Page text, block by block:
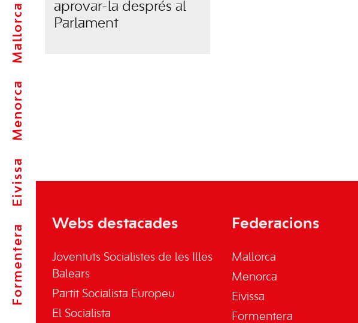
Formentera
Eivissa
Menorca
Mallorca
aprovar-la després al
Parlament
Webs destacades
Joventuts Socialistes de les Illes
Balears
Partit Socialista Europeu
El Socialista
Federacions
Mallorca
Menorca
Eivissa
Formentera